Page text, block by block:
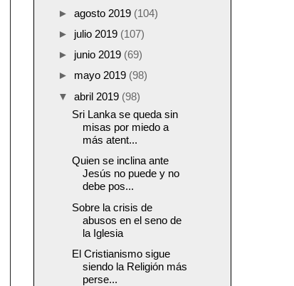
► agosto 2019 (104)
► julio 2019 (107)
► junio 2019 (69)
► mayo 2019 (98)
▼ abril 2019 (98)
Sri Lanka se queda sin
misas por miedo a
más atent...
Quien se inclina ante
Jesús no puede y no
debe pos...
Sobre la crisis de
abusos en el seno de
la Iglesia
El Cristianismo sigue
siendo la Religión más
perse...